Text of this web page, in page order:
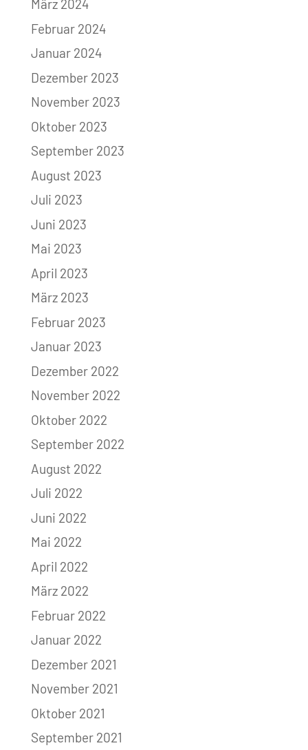
März 2024
Februar 2024
Januar 2024
Dezember 2023
November 2023
Oktober 2023
September 2023
August 2023
Juli 2023
Juni 2023
Mai 2023
April 2023
März 2023
Februar 2023
Januar 2023
Dezember 2022
November 2022
Oktober 2022
September 2022
August 2022
Juli 2022
Juni 2022
Mai 2022
April 2022
März 2022
Februar 2022
Januar 2022
Dezember 2021
November 2021
Oktober 2021
September 2021